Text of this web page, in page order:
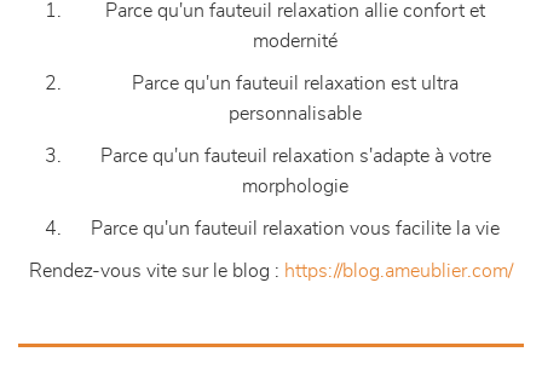
Parce qu'un fauteuil relaxation allie confort et
modernité
Parce qu'un fauteuil relaxation est ultra
personnalisable
Parce qu'un fauteuil relaxation s'adapte à votre
morphologie
Parce qu'un fauteuil relaxation vous facilite la vie
Rendez-vous vite sur le blog : https://blog.ameublier.com/